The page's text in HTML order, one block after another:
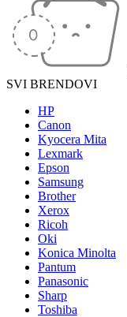
SVI BRENDOVI
HP
Canon
Kyocera Mita
Lexmark
Epson
Samsung
Brother
Xerox
Ricoh
Oki
Konica Minolta
Pantum
Panasonic
Sharp
Toshiba